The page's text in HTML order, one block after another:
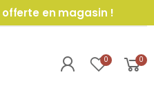
offerte en magasin !
0 0